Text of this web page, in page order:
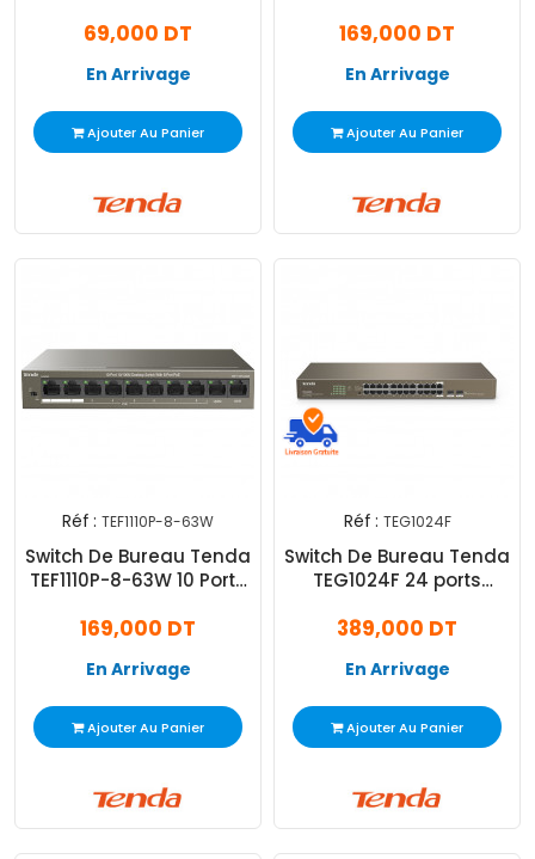
69,000 DT
En Arrivage
Ajouter Au Panier
Marron
169,000 DT
En Arrivage
Ajouter Au Panier
Réf : TEF1110P-8-63W
Switch De Bureau Tenda
TEF1110P-8-63W 10 Ports
169,000 DT
En Arrivage
Ajouter Au Panier
Réf : TEG1024F
Switch De Bureau Tenda
TEG1024F 24 ports
389,000 DT
En Arrivage
Ajouter Au Panier